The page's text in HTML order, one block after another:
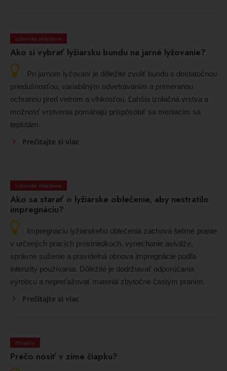
Lyžiarske oblečenie
Ako si vybrať lyžiarsku bundu na jarné lyžovanie?
Pri jarnom lyžovaní je dôležité zvoliť bundu s dostatočnou
priedušnosťou, variabilným odvetrávaním a primeranou
ochranou pred vetrom a vlhkosťou. Ľahšia izolačná vrstva a
možnosť vrstvenia pomáhajú prispôsobiť sa meniacim sa
teplotám.
Prečítajte si viac
Lyžiarske oblečenie
Ako sa starať o lyžiarske oblečenie, aby nestratilo
impregnáciu?
Impregnáciu lyžiarskeho oblečenia zachová šetrné pranie
v určených pracích prostriedkoch, vynechanie aviváže,
správne sušenie a pravidelná obnova impregnácie podľa
intenzity používania. Dôležité je dodržiavať odporúčania
výrobcu a nepreťažovať materiál zbytočne častým praním.
Prečítajte si viac
Poradňa
Prečo nosiť v zime čiapku?